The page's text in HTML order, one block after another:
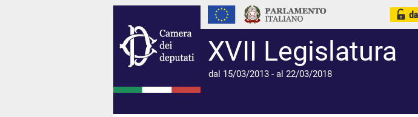
XVII Legislatura
dal 15/03/2013 - al 22/03/2018